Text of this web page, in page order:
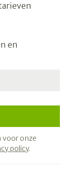
en
voor onze
policy.